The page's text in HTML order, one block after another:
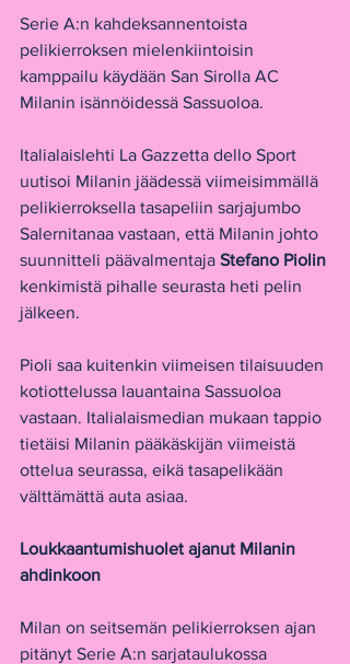
Serie A:n kahdeksannentoista
pelikierroksen mielenkiintoisin
kamppailu käydään San Sirolla AC
Milanin isännöidessä Sassuoloa.
Italialaislehti La Gazzetta dello Sport
uutisoi Milanin jäädessä viimeisimmällä
pelikierroksella tasapeliin sarjajumbo
Salernitanaa vastaan, että Milanin johto
suunnitteli päävalmentaja Stefano Piolin
kenkimistä pihalle seurasta heti pelin
jälkeen.
Pioli saa kuitenkin viimeisen tilaisuuden
kotiottelussa lauantaina Sassuoloa
vastaan. Italialaismedian mukaan tappio
tietäisi Milanin pääkäskijän viimeistä
ottelua seurassa, eikä tasapelikään
välttämättä auta asiaa.
Loukkaantumishuolet ajanut Milanin
ahdinkoon
Milan on seitsemän pelikierroksen ajan
pitänyt Serie A:n sarjataulukossa